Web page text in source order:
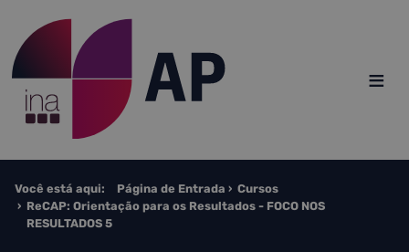
≡
Você está aqui: Página de Entrada
Cursos
ReCAP: Orientação para os Resultados​​​​ - FOCO NOS
RESULTADOS 5